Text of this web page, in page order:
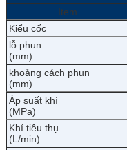
Item
Kiểu cốc
lỗ phun
(mm)
khoảng cách phun
(mm)
Áp suất khí
(MPa)
Khí tiêu thụ
(L/min)